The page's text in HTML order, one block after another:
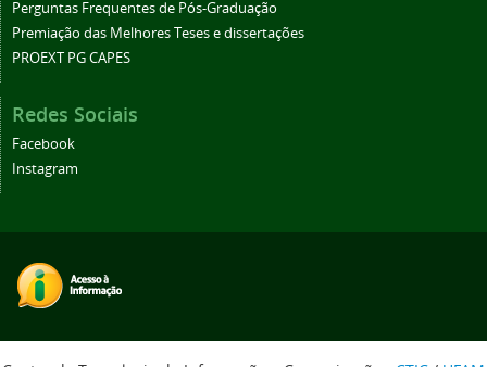
Perguntas Frequentes de Pós-Graduação
Premiação das Melhores Teses e dissertações
PROEXT PG CAPES
Redes Sociais
Facebook
Instagram